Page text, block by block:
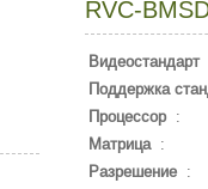
RVC-
Видеостандарт
Поддержка
Процессор:
Матрица:
Разрешение :